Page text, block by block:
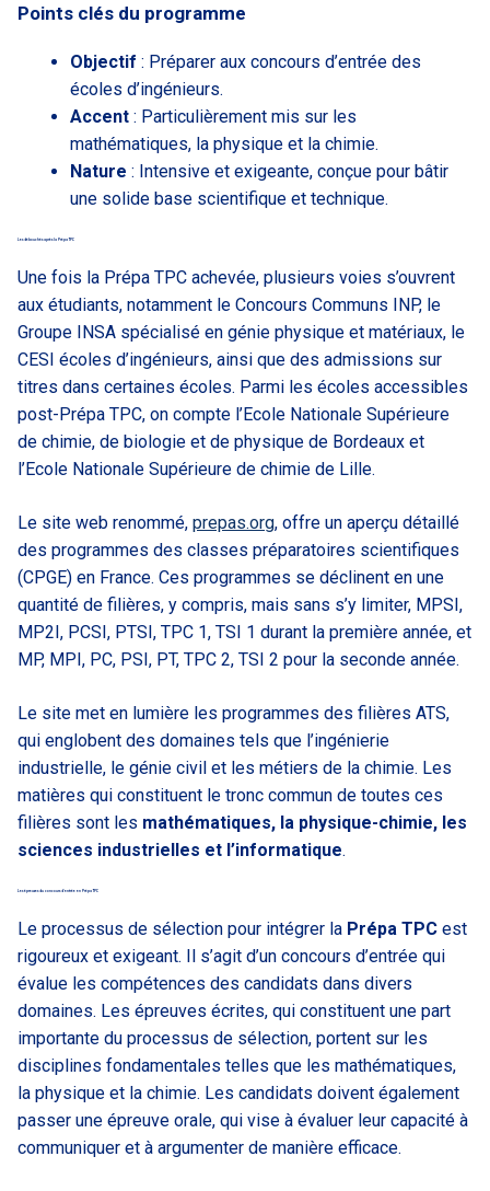
Points clés du programme
Objectif : Préparer aux concours d’entrée des
écoles d’ingénieurs.
Accent : Particulièrement mis sur les
mathématiques, la physique et la chimie.
Nature : Intensive et exigeante, conçue pour bâtir
une solide base scientifique et technique.
Les débouchés après la Prépa TPC
Une fois la Prépa TPC achevée, plusieurs voies s’ouvrent
aux étudiants, notamment le Concours Communs INP, le
Groupe INSA spécialisé en génie physique et matériaux, le
CESI écoles d’ingénieurs, ainsi que des admissions sur
titres dans certaines écoles. Parmi les écoles accessibles
post-Prépa TPC, on compte l’Ecole Nationale Supérieure
de chimie, de biologie et de physique de Bordeaux et
l’Ecole Nationale Supérieure de chimie de Lille.
Le site web renommé, prepas.org, offre un aperçu détaillé
des programmes des classes préparatoires scientifiques
(CPGE) en France. Ces programmes se déclinent en une
quantité de filières, y compris, mais sans s’y limiter, MPSI,
MP2I, PCSI, PTSI, TPC 1, TSI 1 durant la première année, et
MP, MPI, PC, PSI, PT, TPC 2, TSI 2 pour la seconde année.
Le site met en lumière les programmes des filières ATS,
qui englobent des domaines tels que l’ingénierie
industrielle, le génie civil et les métiers de la chimie. Les
matières qui constituent le tronc commun de toutes ces
filières sont les mathématiques, la physique-chimie, les
sciences industrielles et l’informatique.
Les épreuves du concours d’entrée en Prépa TPC
Le processus de sélection pour intégrer la Prépa TPC est
rigoureux et exigeant. Il s’agit d’un concours d’entrée qui
évalue les compétences des candidats dans divers
domaines. Les épreuves écrites, qui constituent une part
importante du processus de sélection, portent sur les
disciplines fondamentales telles que les mathématiques,
la physique et la chimie. Les candidats doivent également
passer une épreuve orale, qui vise à évaluer leur capacité à
communiquer et à argumenter de manière efficace.